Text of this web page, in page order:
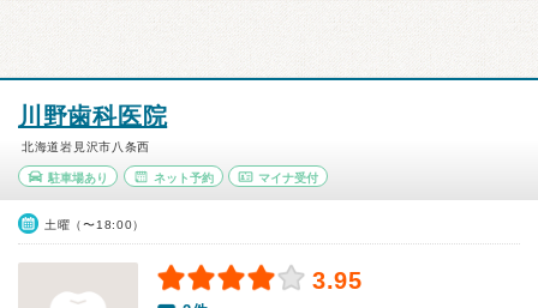
川野歯科医院
北海道岩見沢市八条西
駐車場あり ネット予約 マイナ受付
土曜（〜18:00）
3.95